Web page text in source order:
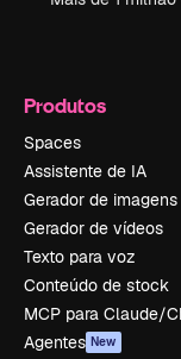
Produtos
Spaces
Assistente de IA
Gerador de imagens
Gerador de vídeos
Texto para voz
Conteúdo de stock
MCP para Claude/
Agentes New